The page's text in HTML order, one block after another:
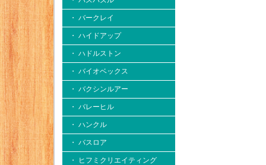
・ バークレイ
・ ハイドアップ
・ ハドルストン
・ バイオベックス
・ バクシンルアー
・ バレーヒル
・ ハンクル
・ バスロア
・ ヒフミクリエイティング